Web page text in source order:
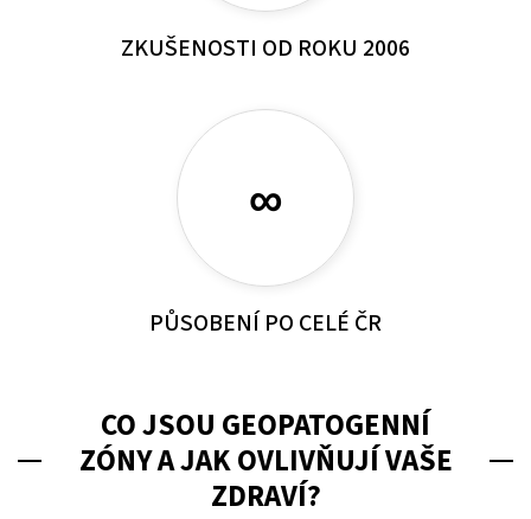
ZKUŠENOSTI OD ROKU 2006
∞
PŮSOBENÍ PO CELÉ ČR
CO JSOU GEOPATOGENNÍ
ZÓNY A JAK OVLIVŇUJÍ VAŠE
ZDRAVÍ?